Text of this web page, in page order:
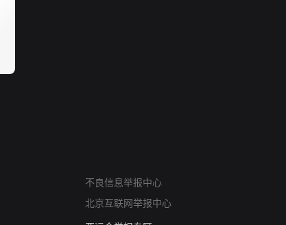
不良信息举报中心
北京互联网举报中心
算法推荐专项举报